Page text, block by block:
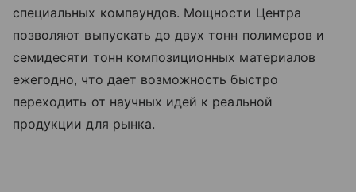
специальных компаундов. Мощности Центра
позволяют выпускать до двух тонн полимеров и
семидесяти тонн композиционных материалов
ежегодно, что дает возможность быстро
переходить от научных идей к реальной
продукции для рынка.